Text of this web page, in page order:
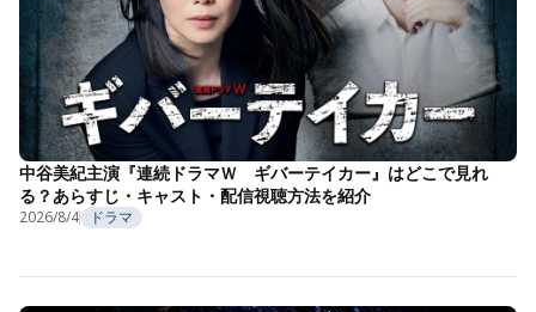
中谷美紀主演『連続ドラマＷ ギバーテイカー』はどこで見れ
る？あらすじ・キャスト・配信視聴方法を紹介
2026/8/4 ドラマ